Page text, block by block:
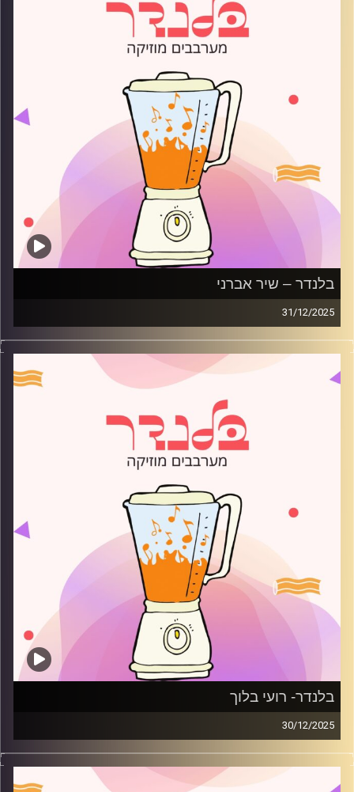
בלנדר – שיר אברני
31/12/2025
מוזיקה רגועה לפתוח איתה את הבוקר בהגשת שיר אברני
קרדיט תמונות:
AudioVersity
בלנדר- רועי בלוך
30/12/2025
מוזיקה רגועה לפתוח איתה את הבוקר בהגשת רועי בלוך
קרדיט תמונות:
AudioVersity